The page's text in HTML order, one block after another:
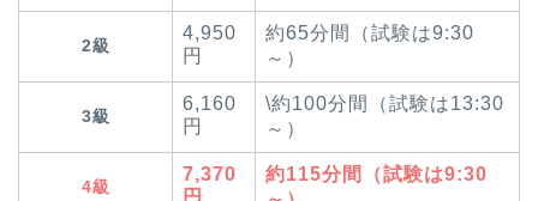
2級
4,950
円
約65分間（試験は9:30
～）
3級
6,160
円
\約100分間（試験は13:30
～）
4級
7,370
約115分間（試験は9:30